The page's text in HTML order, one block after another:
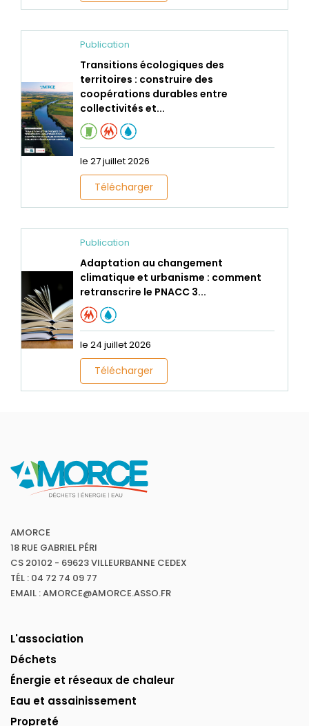
Publication
Transitions écologiques des
territoires : construire des
coopérations durables entre
collectivités et...
le 27 juillet 2026
Télécharger
Publication
Adaptation au changement
climatique et urbanisme : comment
retranscrire le PNACC 3...
le 24 juillet 2026
Télécharger
AMORCE
18 RUE GABRIEL PÉRI
CS 20102 - 69623 VILLEURBANNE CEDEX
TÉL : 04 72 74 09 77
EMAIL : AMORCE@AMORCE.ASSO.FR
L'association
Déchets
Énergie et réseaux de chaleur
Eau et assainissement
Propreté